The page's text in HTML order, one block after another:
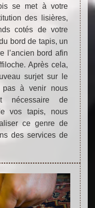
se met à votre
des lisières,
cotés de votre
bord de tapis, un
l’ancien bord afin
Après cela,
surjet sur le
pas à venir nous
nécessaire de
vos tapis, nous
ce genre de
des services de